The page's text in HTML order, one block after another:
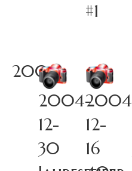
#1
2004
2004-
12-
30
12-
16